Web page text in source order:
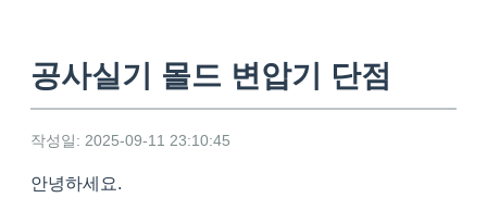
공사실기 몰드 변압기 단점
작성일: 2025-09-11 23:10:45
안녕하세요.